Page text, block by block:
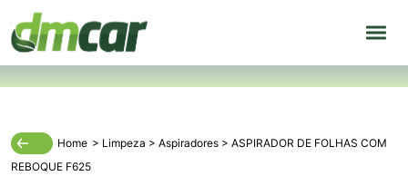
Home > Limpeza > Aspiradores > ASPIRADOR DE FOLHAS COM
REBOQUE F625